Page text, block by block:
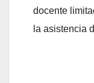
docente
la asistencia